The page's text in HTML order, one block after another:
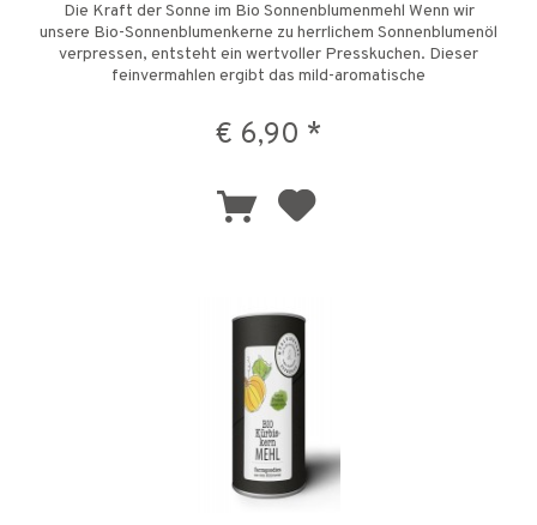
Die Kraft der Sonne im Bio Sonnenblumenmehl Wenn wir
unsere Bio-Sonnenblumenkerne zu herrlichem Sonnenblumenöl
verpressen, entsteht ein wertvoller Presskuchen. Dieser
feinvermahlen ergibt das mild-aromatische
€ 6,90 *